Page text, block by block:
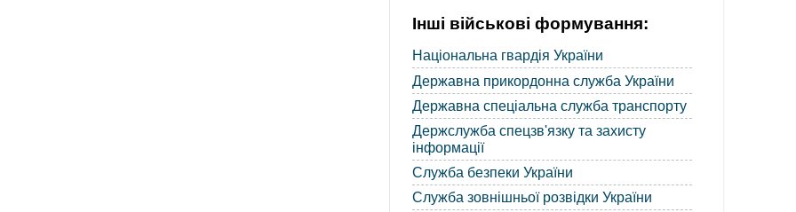
Інші військові формування:
Національна гвардія України
Державна прикордонна служба України
Державна спеціальна служба транспорту
Держслужба спецзв'язку та захисту
інформації
Служба безпеки України
Служба зовнішньої розвідки України